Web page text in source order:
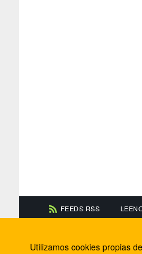
FEEDS RSS
Información de contacto
Utilizamos cookies propias